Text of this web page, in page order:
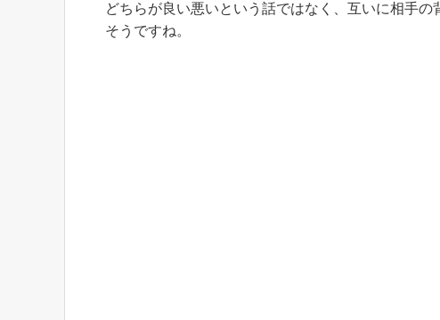
どちらが良い悪いという話ではなく、互いに相手
そうですね。